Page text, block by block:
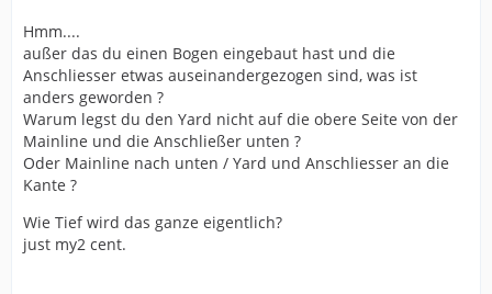
Hmm....
außer das du einen Bogen eingebaut hast und die
Anschliesser etwas auseinandergezogen sind, was ist
anders geworden ?
Warum legst du den Yard nicht auf die obere Seite von der
Mainline und die Anschließer unten ?
Oder Mainline nach unten / Yard und Anschliesser an die
Kante ?
Wie Tief wird das ganze eigentlich?
just my2 cent.